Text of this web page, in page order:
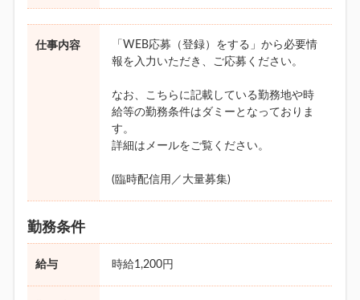
仕事内容
「WEB応募（登録）をする」から必要情
報を入力いただき、ご応募ください。
なお、こちらに記載している勤務地や時
給等の勤務条件はダミーとなっておりま
す。
詳細はメールをご覧ください。
(臨時配信用／大量募集)
勤務条件
給与 時給1,200円